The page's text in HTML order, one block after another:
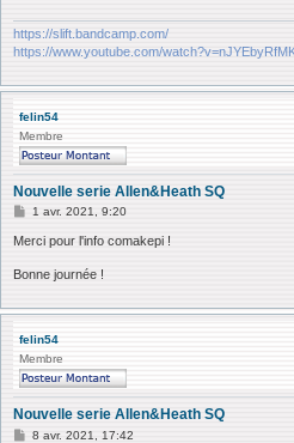
https://slift.bandcamp.com/
https://www.youtube.com/
felin54
Membre
Nouvelle serie Allen&Heath SQ
M
s
g
1 avr. 2021, 9:20
Merci pour l'info comakepi !
Bonne journée !
felin54
Membre
Nouvelle serie Allen&Heath SQ
M8 avr. 2021, 17:42